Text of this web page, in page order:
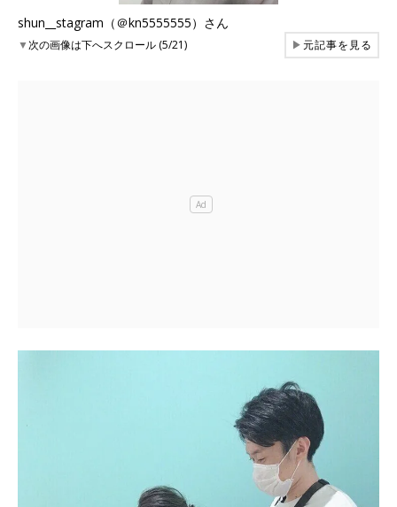
shun__stagram（＠kn5555555）さん
▼次の画像は下へスクロール (5/21) ▶元記事を見る